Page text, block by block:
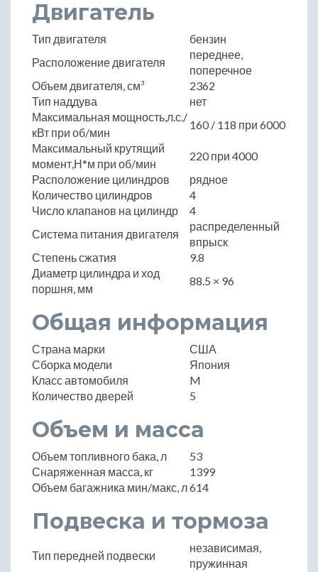
Двигатель
Тип двигателя
бензин
Расположение двигателя
переднее,
поперечное
Объем двигателя, см³
2362
Тип наддува
нет
Максимальная мощность,л.с./
кВт при об/мин
160 / 118 при 6000
Максимальный крутящий
момент,Н*м при об/мин
220 при 4000
Расположение цилиндров
рядное
Количество цилиндров
4
Число клапанов на цилиндр
4
Система питания двигателя
распределенный
впрыск
Степень сжатия
9.8
Диаметр цилиндра и ход
поршня, мм
88.5 × 96
Общая информация
Страна марки
США
Сборка модели
Япония
Класс автомобиля
M
Количество дверей
5
Объем и масса
Объем топливного бака, л
53
Снаряженная масса, кг
1399
Объем багажника мин/макс, л614
Подвеска и тормоза
Тип передней подвески
независимая,
пружинная